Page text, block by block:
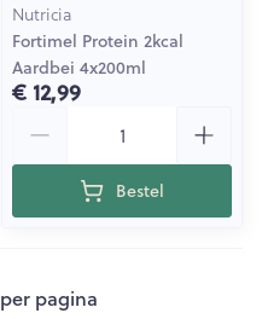
Nutricia
Fortimel Protein 2kcal
Aardbei 4x200ml
€ 12,99
Bestel
per pagina